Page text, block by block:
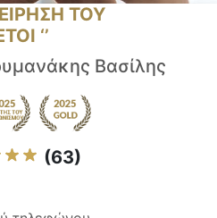
ΤΟΥ
‘’
Βασίλης
(63)